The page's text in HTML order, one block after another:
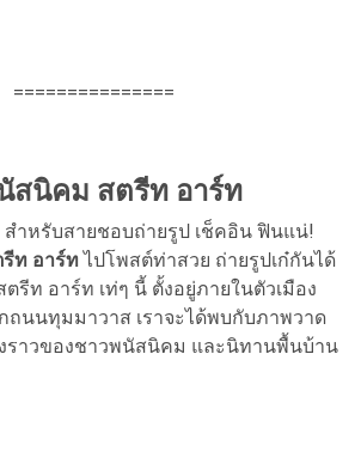
===============
สนิคม สตรีท อาร์ท
หรับสายชอบถ่ายรูป เช็คอิน ฟินแน่!
ท อาร์ทไปโพสต์ท่าสวย ถ่ายรูปเก๋กันได้
ตรีท อาร์ท เท่ๆ นี้ ตั้งอยู่ภายในตัวเมือง
นนทุมมาวาส เราจะได้พบกับภาพวาด
ราวของชาวพนัสนิคม และนิทานพื้นบ้าน